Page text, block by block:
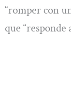
“romper con
que “responde